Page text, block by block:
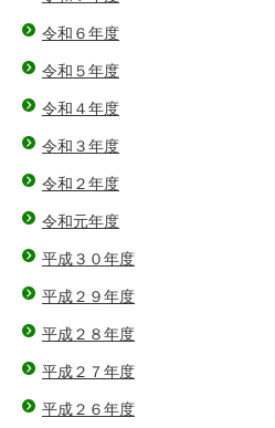
令和６年度
令和５年度
令和４年度
令和３年度
令和２年度
令和元年度
平成３０年度
平成２９年度
平成２８年度
平成２７年度
平成２６年度